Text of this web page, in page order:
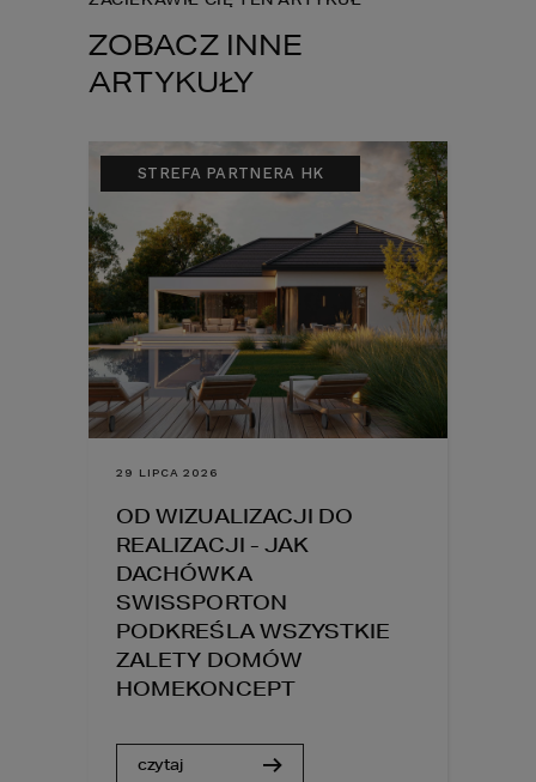
ZOBACZ INNE
ARTYKUŁY
STREFA PARTNERA HK
29 LIPCA 2026
OD WIZUALIZACJI DO
REALIZACJI - JAK
DACHÓWKA
SWISSPORTON
PODKREŚLA WSZYSTKIE
ZALETY DOMÓW
HOMEKONCEPT
czytaj